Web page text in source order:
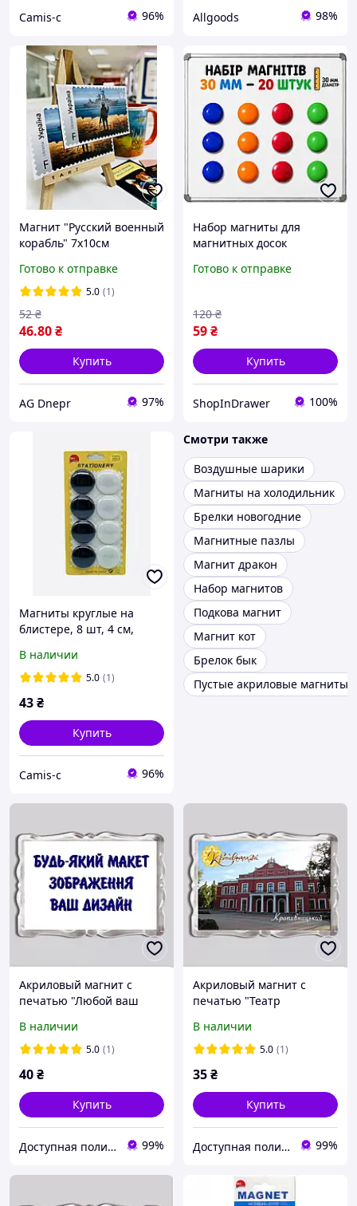
Camis-c 96% Allgoods 98%
Магнит "Русский военный
корабль" 7х10см
Готово к отправке
5.0 (1)
46.80₴
52 ₴
Купить
AG Dnepr 97%
Набор магниты для
магнитных досок
диаметром 30 мм
для записей документов
фотографий
Готово к отправке
59₴
120 ₴
Купить
ShopInDrawer 100%
Магниты круглые на
блистере, 8 шт, 4 см,
досок, холодильника
В наличии
5.0 (1)
43₴
Купить
Camis-c 96%
Смотри также
Воздушные шарики
Магниты на холодильник
Брелки новогодние
Магнитные пазлы
Магнит дракон
Набор магнитов
Подкова магнит
Магнит кот
Брелок бык
Пустые акриловые магниты
Акриловый магнит с
печатью "Любой ваш
изображение, текст"
92×65мм (18124)
В наличии
5.0 (1)
40₴
Купить
Доступная полиграфия в городе Кропивницком 99%
Акриловый магнит с
печатью "Театр
В наличии
5.0 (1)
35₴
Купить
Доступная полиграфия в городе Кропивницком 99%